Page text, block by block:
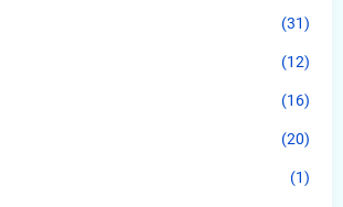
(31)
(12)
(16)
(20)
(1)